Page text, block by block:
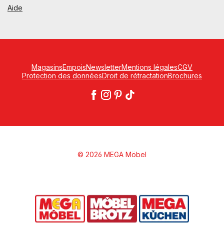
Aide
MagasinsEmpoisNewsletterMentions légalesCGV
Protection des donnéesDroit de rétractationBrochures
© 2026 MEGA Möbel